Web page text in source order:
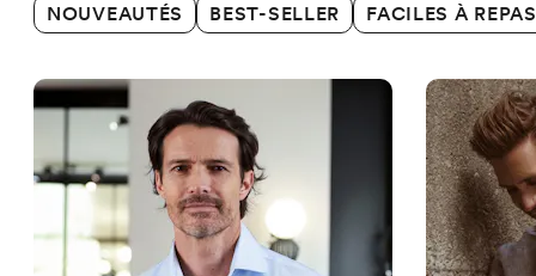
NOUVEAUTÉS BEST-SELLER FACILES À